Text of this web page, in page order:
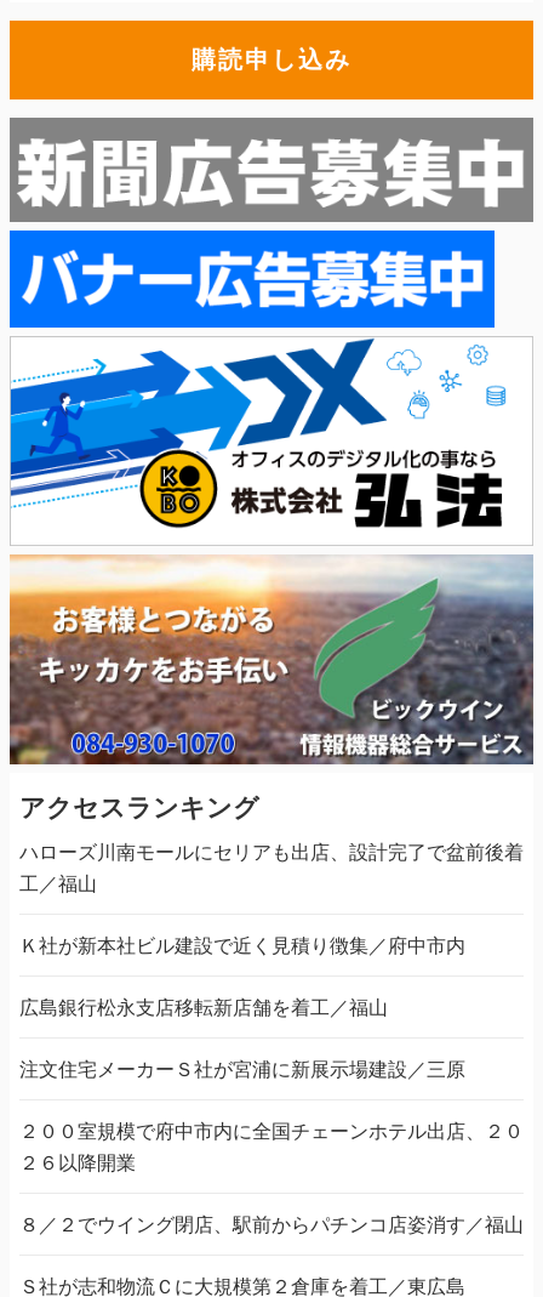
購読申し込み
アクセスランキング
ハローズ川南モールにセリアも出店、設計完了で盆前後着
工／福山
Ｋ社が新本社ビル建設で近く見積り徴集／府中市内
広島銀行松永支店移転新店舗を着工／福山
注文住宅メーカーＳ社が宮浦に新展示場建設／三原
２００室規模で府中市内に全国チェーンホテル出店、２０
２６以降開業
８／２でウイング閉店、駅前からパチンコ店姿消す／福山
Ｓ社が志和物流Ｃに大規模第２倉庫を着工／東広島